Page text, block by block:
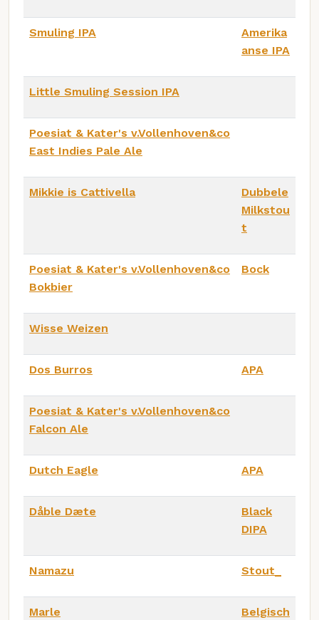
Smuling IPA
Amerika
anse IPA
Little Smuling Session IPA
Poesiat & Kater's v.Vollenhoven&co
East Indies Pale Ale
Mikkie is Cattivella
Dubbele
Milkstou
t
Poesiat & Kater's v.Vollenhoven&co
Bokbier
Bock
Wisse Weizen
Dos Burros APA
Poesiat & Kater's v.Vollenhoven&co
Falcon Ale
Dutch Eagle APA
Dåble Dæte
Black
DIPA
Namazu Stout_
Marle
Belgisch